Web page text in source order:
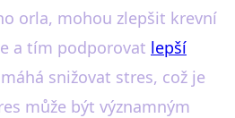
orla, mohou zlepšit krevní
a tím podporovat lepší
snižovat stres, což je
může být významným